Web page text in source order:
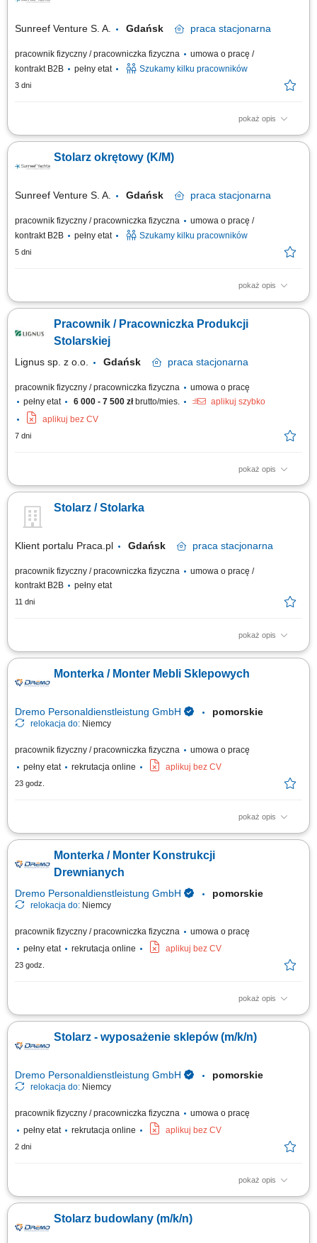
uprawnienia na wózek widłowy;
Sunreef Venture S. A. Gdańsk praca stacjonarna
pracownik fizyczny / pracowniczka fizyczna
umowa o pracę /
kontrakt B2B
pełny etat Szukamy kilku pracowników
3 dni
pokaż opis
Zakres obowiązków: Prefabrykacja i montaż zabudowy meblowej oraz
drewnopochodnych. Montaż ścian, podłóg, sufitów oraz elementów
wyposażenia kabin. Praca na podstawie dokumentacji technicznej i
Stolarz okrętowy (K/M)
Sunreef Venture S. A. Gdańsk praca stacjonarna
pracownik fizyczny / pracowniczka fizyczna
umowa o pracę /
kontrakt B2B
pełny etat Szukamy kilku pracowników
5 dni
pokaż opis
Zakres obowiązków: Wykonywanie i montaż zabudowy meblowej oraz
fornirów oraz materiałów drewnopochodnych. Montaż podłóg, ścian,
sufitów i wyposażenia kabin. Czytanie i realizacja dokumentacji
Pracownik / Pracowniczka Produkcji
Stolarskiej
Lignus sp. z o.o. Gdańsk praca stacjonarna
pracownik fizyczny / pracowniczka fizyczna
umowa o pracę
pełny etat
6 000 - 7 500 złbrutto/mies.
aplikuj szybko
aplikuj bez CV
7 dni
pokaż opis
Opis stanowiska Wykonywanie prac związanych z produkcją drzwi
oraz przygotowanie elementów do montażu. Obsługa maszyn stolarskich i
elektronarzędzi wykorzystywanych w procesie produkcji. Kontrola jakości
Stolarz / Stolarka
Klient portalu Praca.pl Gdańsk praca stacjonarna
pracownik fizyczny / pracowniczka fizyczna
umowa o pracę /
kontrakt B2B
pełny etat
11 dni
pokaż opis
Obróbka drewna, sklejki, fornirów oraz materiałów drewnopochodnych;
na jachtach; Obsługa maszyn stolarskich i elektronarzędzi; Realizacja
prac w oparciu o rysunek i dokumentację techniczną; Kontrola jakości
Monterka / Monter Mebli Sklepowych
Dremo Personaldienstleistung GmbH pomorskie
relokacja do: Niemcy
pracownik fizyczny / pracowniczka fizyczna
umowa o pracę
pełny etat
rekrutacja online aplikuj bez CV
23 godz.
pokaż opis
Twoje zadania: Produkcja i montaż wyposażenia dla sklepów oraz
końcowy montaż; Wykonywanie elementów stolarskich zgodnie z
rysunkiem technicznym; Obsługa nowoczesnych urządzeń i maszyn do
Monterka / Monter Konstrukcji
Drewnianych
Dremo Personaldienstleistung GmbH pomorskie
relokacja do: Niemcy
pracownik fizyczny / pracowniczka fizyczna
umowa o pracę
pełny etat
rekrutacja online aplikuj bez CV
23 godz.
pokaż opis
Twoje zadania: Produkcja i montaż schodów drewnianych;
okien, drzwi oraz drewnianych elementów wykończeniowych; Obsługa
urządzeń wykorzystywanych przy obróbce drewna; Szlifowanie,
Stolarz - wyposażenie sklepów (m/k/n)
Dremo Personaldienstleistung GmbH pomorskie
relokacja do: Niemcy
pracownik fizyczny / pracowniczka fizyczna
umowa o pracę
pełny etat
rekrutacja online aplikuj bez CV
2 dni
pokaż opis
Obowiązki: Przygotowywanie i organizacja procesów pracy – od cięcia po
wytycznymi i rysunkiem technicznym; Praca w produkcji jednostkowej i
seryjnej; Obsługa nowoczesnych maszyn do obróbki drewna;
Stolarz budowlany (m/k/n)